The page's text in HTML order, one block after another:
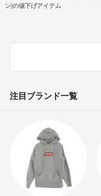
ン)の値下げアイテム
注目ブランド一覧